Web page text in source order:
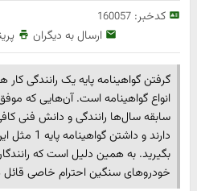
کدخبر:160057
ارسال به دیگران
گرفتن گواهینامه پایه یک رانندگی
انواع گواهینامه است. آن‌هایی که
سابقه سال‌ها رانندگی و دانش فنی
دارند و
بگیرید. به همین دلیل است که
خودروهای سنگین احترام خاصی